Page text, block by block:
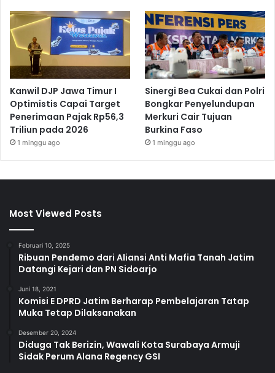
Kanwil DJP Jawa Timur I
Optimistis Capai Target
Penerimaan Pajak Rp56,3
Triliun pada 2026
1 minggu ago
Sinergi Bea Cukai dan Polri
Bongkar Penyelundupan
Merkuri Cair Tujuan
Burkina Faso
1 minggu ago
Most Viewed Posts
Februari 10, 2025
Ribuan Pendemo dari Aliansi Anti Mafia Tanah Jatim
Datangi Kejari dan PN Sidoarjo
Juni 18, 2021
Komisi E DPRD Jatim Berharap Pembelajaran Tatap
Muka Tetap Dilaksanakan
Desember 20, 2024
Diduga Tak Berizin, Wawali Kota Surabaya Armuji
Sidak Perum Alana Regency GSI